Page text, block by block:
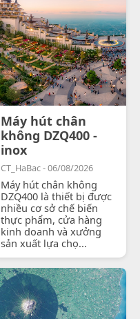
Máy hút chân
không DZQ400 -
inox
CT_HaBac - 06/08/2026
Máy hút chân không
DZQ400 là thiết bị được
nhiều cơ sở chế biến
thực phẩm, cửa hàng
kinh doanh và xưởng
sản xuất lựa chọ...